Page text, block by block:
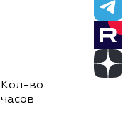
Кол-во
часов